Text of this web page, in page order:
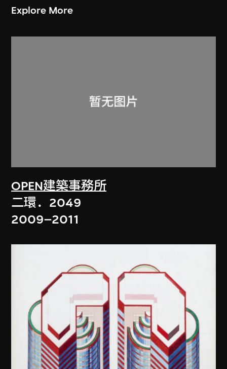
Explore More
OPEN建築事務所
二環．2049
2009–2011